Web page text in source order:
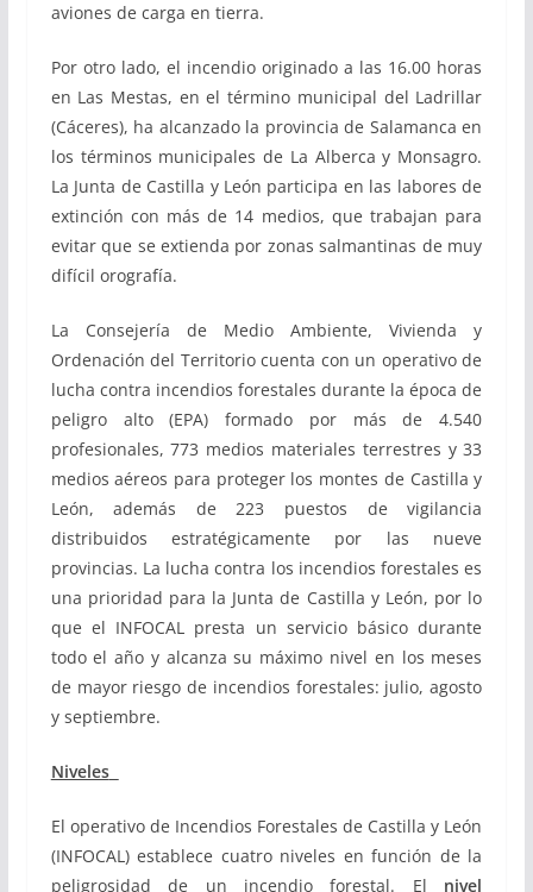
aviones de carga en tierra.
Por otro lado, el incendio originado a las 16.00 horas
en Las Mestas, en el término municipal del Ladrillar
(Cáceres), ha alcanzado la provincia de Salamanca en
los términos municipales de La Alberca y Monsagro.
La Junta de Castilla y León participa en las labores de
extinción con más de 14 medios, que trabajan para
evitar que se extienda por zonas salmantinas de muy
difícil orografía.
La Consejería de Medio Ambiente, Vivienda y
Ordenación del Territorio cuenta con un operativo de
lucha contra incendios forestales durante la época de
peligro alto (EPA) formado por más de 4.540
profesionales, 773 medios materiales terrestres y 33
medios aéreos para proteger los montes de Castilla y
León, además de 223 puestos de vigilancia
distribuidos estratégicamente por las nueve
provincias. La lucha contra los incendios forestales es
una prioridad para la Junta de Castilla y León, por lo
que el INFOCAL presta un servicio básico durante
todo el año y alcanza su máximo nivel en los meses
de mayor riesgo de incendios forestales: julio, agosto
y septiembre.
Niveles
El operativo de Incendios Forestales de Castilla y León
(INFOCAL) establece cuatro niveles en función de la
peligrosidad de un incendio forestal. El nivel